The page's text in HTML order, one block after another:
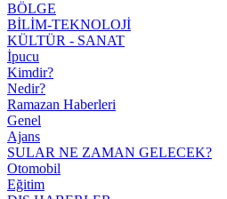
BÖLGE
BİLİM-TEKNOLOJİ
KÜLTÜR - SANAT
İpucu
Kimdir?
Nedir?
Ramazan Haberleri
Genel
Ajans
SULAR NE ZAMAN GELECEK?
Otomobil
Eğitim